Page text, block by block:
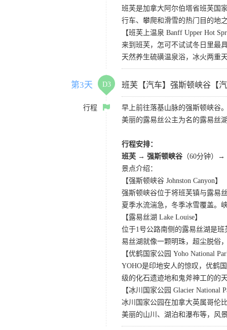
班芙是加拿大阿尔伯塔省班芙国
行车、攀爬和滑雪的热门目的地
【班芙上温泉 Banff Upper Hot
来到班芙，怎可不试试冬日里最
天然养生硫磺温泉浴，冰火两重
第3天 D3 班芙【汽车】强斯顿峡谷【
行程
早上前往落基山脉的强斯顿峡谷
美丽的露易丝公主为名的露易丝
行程安排：
班芙 → 强斯顿峡谷 （60分钟）→
景点介绍：
【强斯顿峡谷 Johnston Canyon】
强斯顿峡谷位于将班芙镇与露易
夏季水流湍急，冬季冰雪覆盖。
【露易丝湖 Lake Louise】
位于1号公路南侧的露易丝湖是
易丝湖就像一颗明珠，超尘脱俗
【优鹤国家公园 Yoho National
YOHO是印地安人的惊叹，优鹤
级的化石遗迹地和鬼斧神工的的
【冰川国家公园 Glacier National
冰川国家公园在加拿大英属哥伦
美丽的山川、湖泊和瀑布等，风